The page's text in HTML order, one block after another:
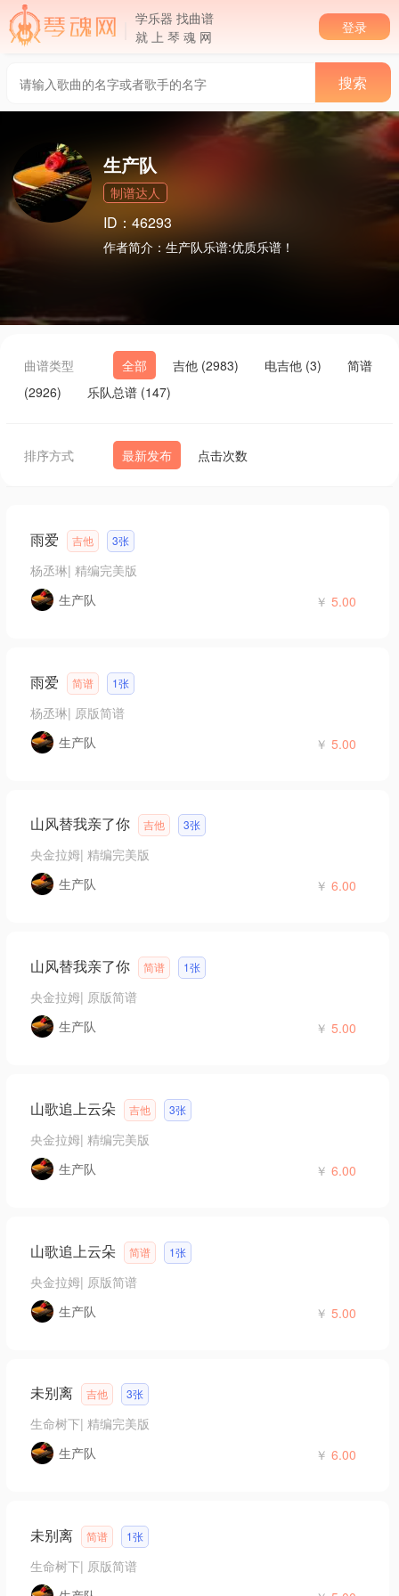
学乐器 找曲谱
就 上 琴 魂 网
登录
生产队
制谱达人
ID：46293
作者简介：生产队乐谱:优质乐谱！
曲谱类型 全部 吉他 (2983) 电吉他 (3)
简谱
(2926)
乐队总谱 (147)
排序方式 最新发布 点击次数
雨爱 吉他 3张
杨丞琳| 精编完美版
生产队
￥ 5.00
雨爱 简谱 1张
杨丞琳| 原版简谱
生产队
￥ 5.00
山风替我亲了你 吉他 3张
央金拉姆| 精编完美版
生产队
￥ 6.00
山风替我亲了你 简谱 1张
央金拉姆| 原版简谱
生产队
￥ 5.00
山歌追上云朵 吉他 3张
央金拉姆| 精编完美版
生产队
￥ 6.00
山歌追上云朵 简谱 1张
央金拉姆| 原版简谱
生产队
￥ 5.00
未别离 吉他 3张
生命树下| 精编完美版
生产队
￥ 6.00
未别离 简谱 1张
生命树下| 原版简谱